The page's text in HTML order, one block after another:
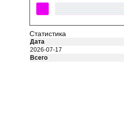
Статистика
Дата
2026-07-17
Всего